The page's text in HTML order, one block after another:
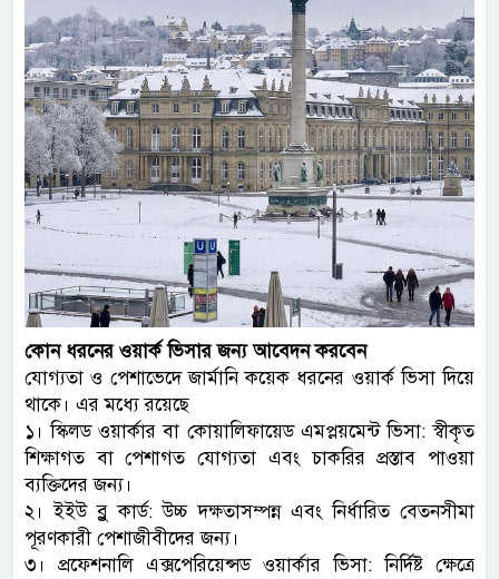
কোন ধরনের ওয়ার্ক ভিসার জন্য আবেদন করবেন
যোগ্যতা ও পেশাভেদে জার্মানি কয়েক ধরনের ওয়ার্ক ভিসা দিয়ে
থাকে। এর মধ্যে রয়েছে
১। স্কিলড ওয়ার্কার বা কোয়ালিফায়েড এমপ্লয়মেন্ট ভিসা: স্বীকৃত
শিক্ষাগত বা পেশাগত যোগ্যতা এবং চাকরির প্রস্তাব পাওয়া
ব্যক্তিদের জন্য।
২। ইইউ ব্লু কার্ড: উচ্চ দক্ষতাসম্পন্ন এবং নির্ধারিত বেতনসীমা
পূরণকারী পেশাজীবীদের জন্য।
৩। প্রফেশনালি এক্সপেরিয়েন্সড ওয়ার্কার ভিসা: নির্দিষ্ট ক্ষেত্রে